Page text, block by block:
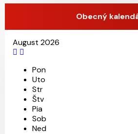
Obecný
August 2026
Pon
Uto
Str
Štv
Pia
Sob
Ned